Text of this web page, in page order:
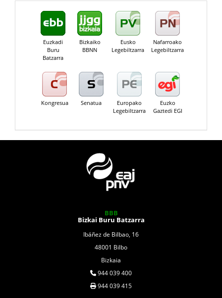
Euzkadi
Buru
Batzarra
Bizkaiko
BBNN
Eusko
Legebiltzarra
Nafarroako
Legebiltzarra
Kongresua Senatua
Europako
Legebiltzarra
Euzko
Gaztedi EGI
BBB
Bizkai Buru Batzarra
Ibáñez de Bilbao, 16
48001 Bilbo
Bizkaia
944 039 400
944 039 415